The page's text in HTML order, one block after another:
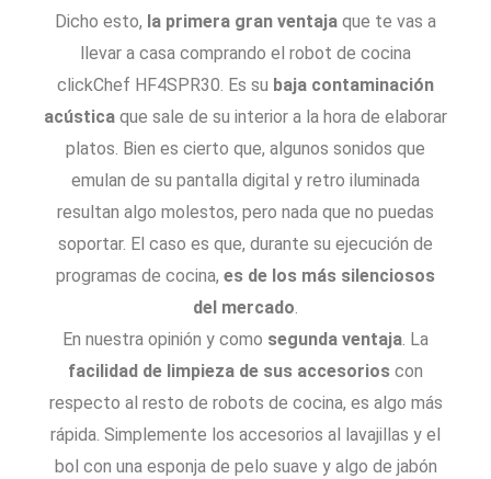
Dicho esto, la primera gran ventaja que te vas a
llevar a casa comprando el robot de cocina
clickChef HF4SPR30. Es su baja contaminación
acústica que sale de su interior a la hora de elaborar
platos. Bien es cierto que, algunos sonidos que
emulan de su pantalla digital y retro iluminada
resultan algo molestos, pero nada que no puedas
soportar. El caso es que, durante su ejecución de
programas de cocina, es de los más silenciosos
del mercado.
En nuestra opinión y como segunda ventaja. La
facilidad de limpieza de sus accesorios con
respecto al resto de robots de cocina, es algo más
rápida. Simplemente los accesorios al lavajillas y el
bol con una esponja de pelo suave y algo de jabón